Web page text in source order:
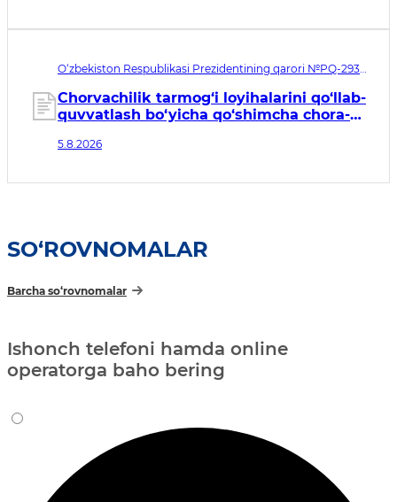
haqida”gi qarorga o‘zgartirishlar va
O‘zbekiston Respublikasi Prezidentining qarori №PQ-293.
06.08.2026
Chorvachilik tarmog‘i loyihalarini qo‘llab-
quvvatlash bo‘yicha qo‘shimcha chora-
5.8.2026
SO‘ROVNOMALAR
Barcha so‘rovnomalar
Ishonch telefoni hamda online
operatorga baho bering